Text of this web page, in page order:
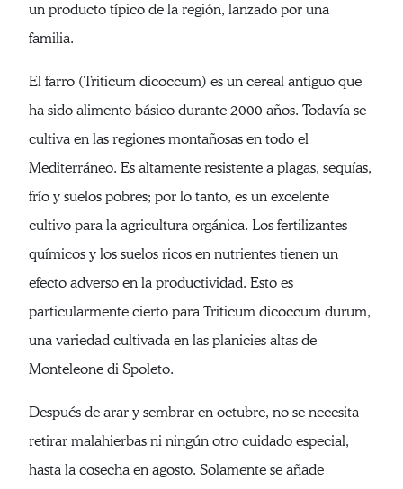
un producto típico de la región, lanzado por una
familia.
El farro (Triticum dicoccum) es un cereal antiguo que
ha sido alimento básico durante 2000 años. Todavía se
cultiva en las regiones montañosas en todo el
Mediterráneo. Es altamente resistente a plagas, sequías,
frío y suelos pobres; por lo tanto, es un excelente
cultivo para la agricultura orgánica. Los fertilizantes
químicos y los suelos ricos en nutrientes tienen un
efecto adverso en la productividad. Esto es
particularmente cierto para Triticum dicoccum durum,
una variedad cultivada en las planicies altas de
Monteleone di Spoleto.
Después de arar y sembrar en octubre, no se necesita
retirar malahierbas ni ningún otro cuidado especial,
hasta la cosecha en agosto. Solamente se añade